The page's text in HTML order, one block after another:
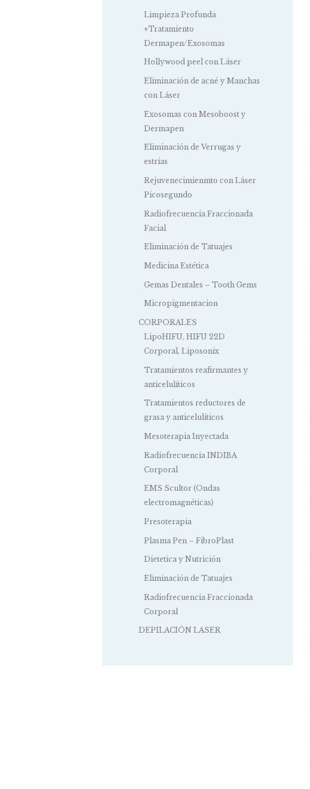
Limpieza Profunda
+Tratamiento
Dermapen/Exosomas
Hollywood peel con Láser
Eliminación de acné y Manchas
con Láser
Exosomas con Mesoboost y
Dermapen
Eliminación de Verrugas y
estrías
Rejuvenecimienmto con Láser
Picosegundo
Radiofrecuencia Fraccionada
Facial
Eliminación de Tatuajes
Medicina Estética
Gemas Dentales – Tooth Gems
Micropigmentacion
CORPORALES
LipoHIFU, HIFU 22D
Corporal, Liposonix
Tratamientos reafirmantes y
anticelulíticos
Tratamientos reductores de
grasa y anticelulíticos
Mesoterapia Inyectada
Radiofrecuencia INDIBA
Corporal
EMS Scultor (Ondas
electromagnéticas)
Presoterapia
Plasma Pen – FibroPlast
Dietetica y Nutrición
Eliminación de Tatuajes
Radiofrecuencia Fraccionada
Corporal
DEPILACIÓN LASER